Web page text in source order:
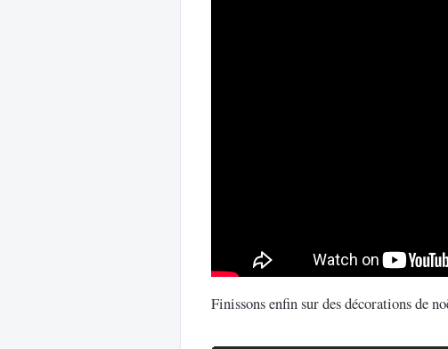
Finissons enfin sur des décorations de